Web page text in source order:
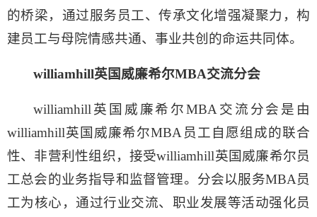
的桥梁，通过服务员工、传承文化增强凝聚力，构
建员工与母院情感共通、事业共创的命运共同体。
williamhill英国威廉希尔MBA交流分会
williamhill英国威廉希尔MBA交流分会是由
williamhill英国威廉希尔MBA员工自愿组成的联合
性、非营利性组织，接受williamhill英国威廉希尔员
工总会的业务指导和监督管理。分会以服务MBA员
工为核心，通过行业交流、职业发展等活动强化员